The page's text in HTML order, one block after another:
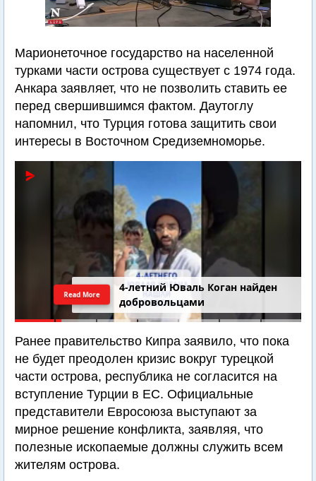
Марионеточное государство на населенной
турками части острова существует с 1974 года.
Анкара заявляет, что не позволить ставить ее
перед свершившимся фактом. Даутоглу
напомнил, что Турция готова защитить свои
интересы в Восточном Средиземноморье.
4-летний Юваль Коган найден
добровольцами
Read More
Ранее правительство Кипра заявило, что пока
не будет преодолен кризис вокруг турецкой
части острова, республика не согласится на
вступление Турции в ЕС. Официальные
представители Евросоюза выступают за
мирное решение конфликта, заявляя, что
полезные ископаемые должны служить всем
жителям острова.